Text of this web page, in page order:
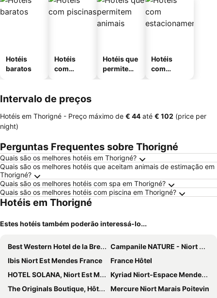
Hotéis
baratos
Hotéis
com
Hotéis que
permitem
Hotéis
com
Intervalo de preços
Hotéis em Thorigné - Preço máximo de ‎€ 44 até ‎€ 102 (price per
night)
Perguntas Frequentes sobre Thorigné
Quais são os melhores hotéis em Thorigné?
Quais são os melhores hotéis que aceitam animais de estimação em
Thorigné?
Quais são os melhores hotéis com spa em Thorigné?
Quais são os melhores hotéis com piscina em Thorigné?
Hotéis em Thorigné
Estes hotéis também poderão interessá-lo...
Best Western Hotel de la Breche
Campanile NATURE - Niort Est La Crèche
Ibis Niort Est Mendes France
France Hôtel
HOTEL SOLANA, Niort Est Mendes France
Kyriad Niort-Espace MendesFrance
The Originals Boutique, Hôtel La Grange, Niort
Mercure Niort Marais Poitevin